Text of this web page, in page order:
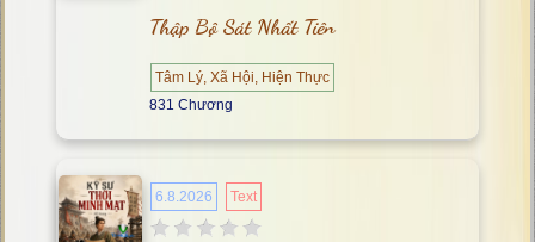
Thập Bộ Sát Nhất Tiên
Tâm Lý, Xã Hội, Hiện Thực
831 Chương
6.8.2026 Text